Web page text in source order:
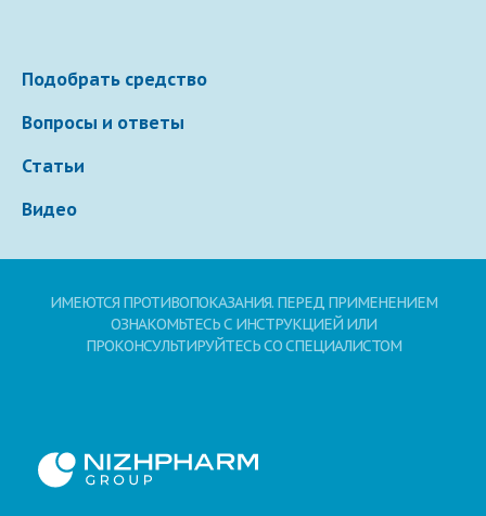
Подобрать средство
Вопросы и ответы
Статьи
Видео
ИМЕЮТСЯ ПРОТИВОПОКАЗАНИЯ. ПЕРЕД ПРИМЕНЕНИЕМ
ОЗНАКОМЬТЕСЬ С ИНСТРУКЦИЕЙ ИЛИ
ПРОКОНСУЛЬТИРУЙТЕСЬ СО СПЕЦИАЛИСТОМ